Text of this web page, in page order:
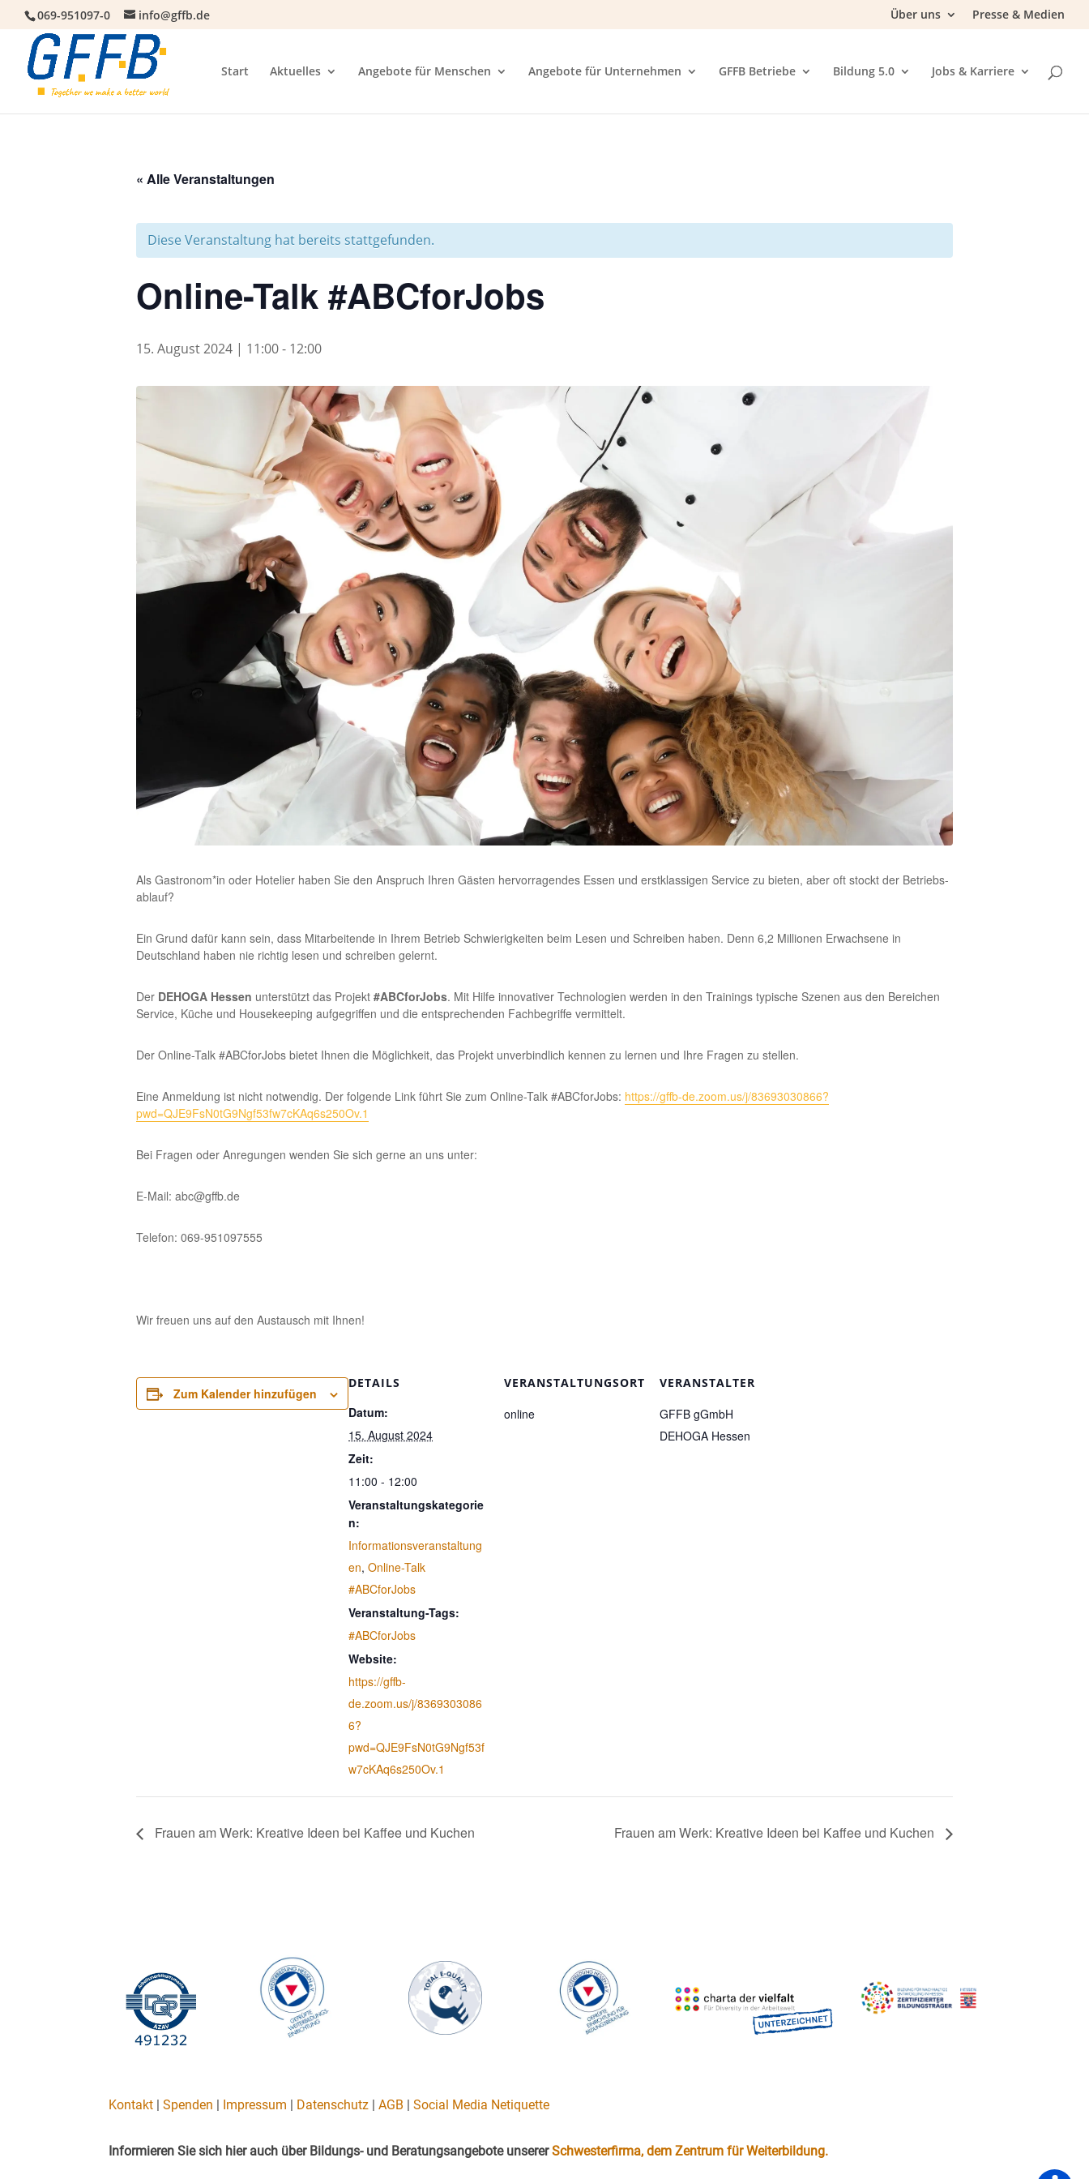
069-951097-0 info@gffb.de Über uns Presse & Medien
Start Aktuelles Angebote für Menschen Angebote für Unternehmen GFFB Betriebe Bildung 5.0 Jobs & Karriere
« Alle Veranstaltungen
Diese Veranstaltung hat bereits stattgefunden.
Online-Talk #ABCforJobs
15. August 2024 | 11:00- 12:00
Als Gastronom*in oder Hotelier haben Sie den Anspruch Ihren Gästen hervorragendes Essen und erstklassigen Service zu bieten, aber oft stockt der Betriebs-
ablauf?
Ein Grund dafür kann sein, dass Mitarbeitende in Ihrem Betrieb Schwierigkeiten beim Lesen und Schreiben haben. Denn 6,2 Millionen Erwachsene in
Deutschland haben nie richtig lesen und schreiben gelernt.
Der DEHOGA Hessen unterstützt das Projekt #ABCforJobs. Mit Hilfe innovativer Technologien werden in den Trainings typische Szenen aus den Bereichen
Service, Küche und Housekeeping aufgegriffen und die entsprechenden Fachbegriffe vermittelt.
Der Online-Talk #ABCforJobs bietet Ihnen die Möglichkeit, das Projekt unverbindlich kennen zu lernen und Ihre Fragen zu stellen.
Eine Anmeldung ist nicht notwendig. Der folgende Link führt Sie zum Online-Talk #ABCforJobs: https://gffb-de.zoom.us/j/83693030866?
pwd=QJE9FsN0tG9Ngf53fw7cKAq6s250Ov.1
Bei Fragen oder Anregungen wenden Sie sich gerne an uns unter:
E-Mail: abc@gffb.de
Telefon: 069-951097555
Wir freuen uns auf den Austausch mit Ihnen!
Zum Kalender hinzufügen
DETAILS
Datum:
15. August 2024
Zeit:
11:00 - 12:00
Veranstaltungskategorie
n:
Informationsveranstaltung
en, Online-Talk
#ABCforJobs
Veranstaltung-Tags:
#ABCforJobs
Website:
https://gffb-
de.zoom.us/j/8369303086
6?
pwd=QJE9FsN0tG9Ngf53f
w7cKAq6s250Ov.1
VERANSTALTUNGSORT
online
VERANSTALTER
GFFB gGmbH
DEHOGA Hessen
Frauen am Werk: Kreative Ideen bei Kaffee und Kuchen Frauen am Werk: Kreative Ideen bei Kaffee und Kuchen
Kontakt |Spenden Impressum Datenschutz |AGB |Social Media Netiquette
Informieren Sie sich hier auch über Bildungs- und Beratungsangebote unsererSchwesterfirma, dem Zentrum für Weiterbildung.